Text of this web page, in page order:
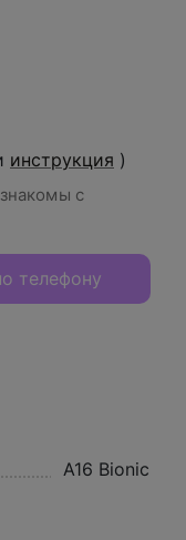
инструкция )
с
телефону
A16 Bionic